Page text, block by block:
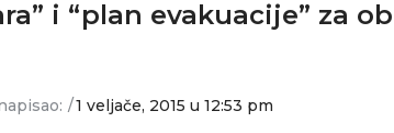
i “plan evakuacije” za
1 veljače, 2015 u 12:53 pm